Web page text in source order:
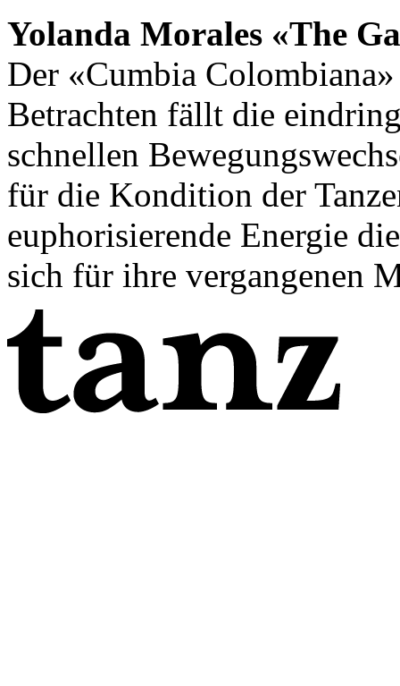
Yolanda Morales «The
Der «Cumbia
Betrachten fällt die
schnellen
für die Kondition der
euphorisierende Energie
sich für ihre vergangenen